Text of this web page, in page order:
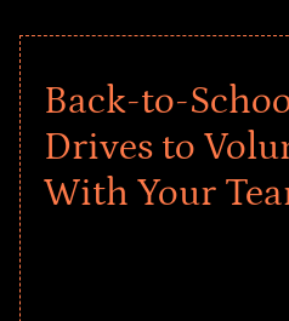
Back-to-
Drives to
With Your